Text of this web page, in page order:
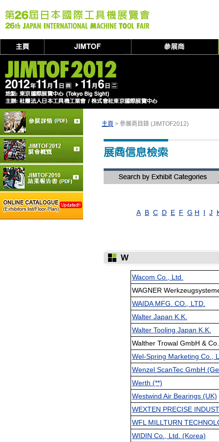
主頁 > 參展商目錄 (JIMTOF2012)
A B C D E F G H I J
W
Wacom Co., Ltd.
WAGNER
WAIDA MFG. CO., LTD.
Walter Japan K.K.
Walter Tooling Japan K.K.
Walther Trowal GmbH &
Wel-Spring Marketing Co.,
Wenzel ScanTec GmbH
Werth (**)
Westwind Air Bearings (UK)
WEXTEN PRECISE
WFL MILLTURN
WIDIN Co., Ltd. (Korea)